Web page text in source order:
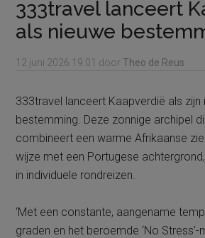
333travel lanceert
als nieuwe
12 juni 2026 19:01 door Theo de Reus
333travel lanceert Kaapverdië als zijn
bestemming. Deze zonnige archipel
combineert een warme Afrikaanse
wijze met een Portugese
in individuele rondreizen.
‘Met een constante, aangename
graden en het beroemde ‘No